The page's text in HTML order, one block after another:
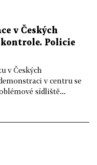
v Českých
Policie
v Českých
v centru se
sídliště...